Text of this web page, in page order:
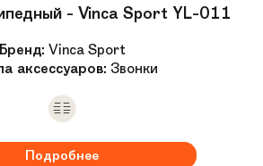
N/A
N/A
- Vinca Sport YL-011
Бренд: Vinca Sport
аксессуаров: Звонки
Подробнее